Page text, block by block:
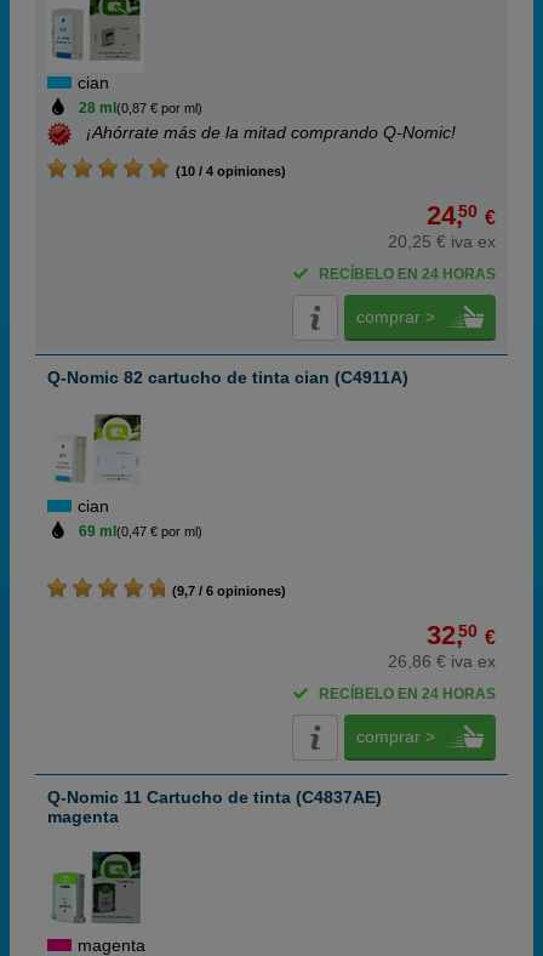
cian
28 ml (0,87 € por ml)
¡Ahórrate más de la mitad comprando Q-Nomic!
(10 / 4 opiniones)
24,50 €
20,25 € iva ex
RECÍBELO EN 24 HORAS
comprar >
Q-Nomic 82 cartucho de tinta cian (C4911A)
cian
69 ml (0,47 € por ml)
(9,7 / 6 opiniones)
32,50 €
26,86 € iva ex
RECÍBELO EN 24 HORAS
comprar >
Q-Nomic 11 Cartucho de tinta (C4837AE)
magenta
magenta